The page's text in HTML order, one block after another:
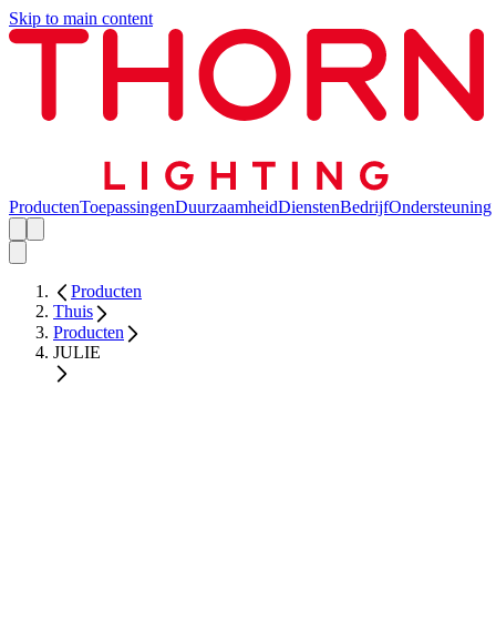
Skip to main content
ProductenToepassingenDuurzaamheidDienstenBedrijfOndersteuning
Producten
Thuis
Producten
JULIE